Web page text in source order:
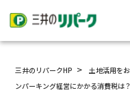
三井のリパークHP 土地活用を
ンパーキング経営にかかる消費税は